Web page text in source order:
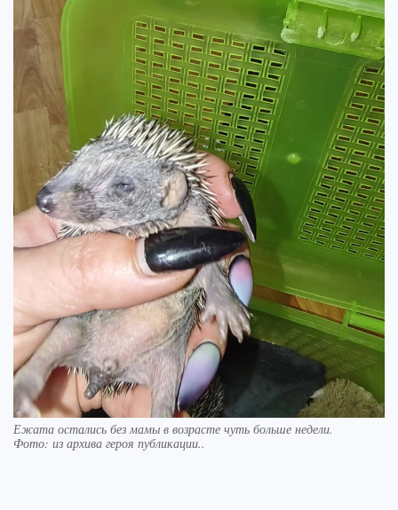
Ежата остались без мамы в возрасте чуть больше недели.
Фото: из архива героя публикации..